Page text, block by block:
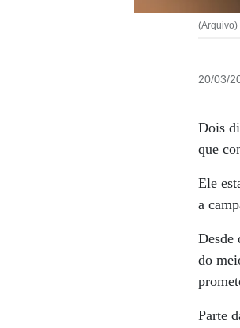
(Arquivo)
20/03/
Dois
que
Ele
a
Desde
do
Parte